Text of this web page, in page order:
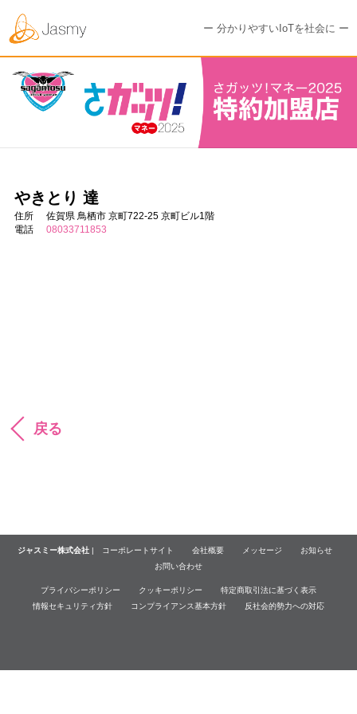
ー 分かりやすいIoTを社会に ー
やきとり 達
住所
佐賀県 鳥栖市 京町722-25 京町ビル1階
電話
08033711853
戻る
ジャスミー株式会社| コーポレートサイト 会社概要 メッセージ
お知らせ
お問い合わせ
プライバシーポリシー クッキーポリシー
特定商取引法に基づく表示
情報セキュリティ方針
コンプライアンス基本方針 反社会的勢力への対応